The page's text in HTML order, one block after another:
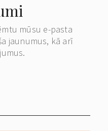
mūsu e-pasta
jaunumus, kā arī